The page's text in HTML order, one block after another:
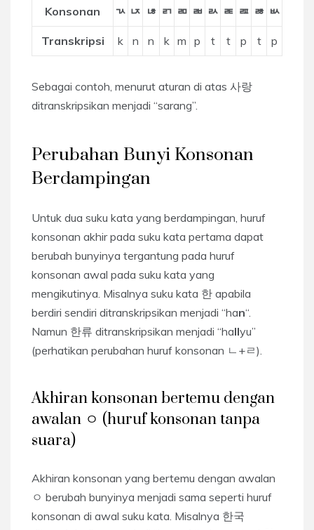
Konsonan ㄳ ㄵ ㄶ ㄺ ㄻ ㄼ ㄽ ㄾ ㄿ ㅀ ㅄ
Transkripsi k n n k m p t t p t p
Sebagai contoh, menurut aturan di atas 사랑
ditranskripsikan menjadi “sarang”.
Perubahan Bunyi Konsonan
Berdampingan
Untuk dua suku kata yang berdampingan, huruf
konsonan akhir pada suku kata pertama dapat
berubah bunyinya tergantung pada huruf
konsonan awal pada suku kata yang
mengikutinya. Misalnya suku kata 한 apabila
berdiri sendiri ditranskripsikan menjadi “han“.
Namun 한류 ditranskripsikan menjadi “hallyu”
(perhatikan perubahan huruf konsonan ㄴ+ㄹ).
Akhiran konsonan bertemu dengan
awalan ㅇ (huruf konsonan tanpa
suara)
Akhiran konsonan yang bertemu dengan awalan
ㅇ berubah bunyinya menjadi sama seperti huruf
konsonan di awal suku kata. Misalnya 한국